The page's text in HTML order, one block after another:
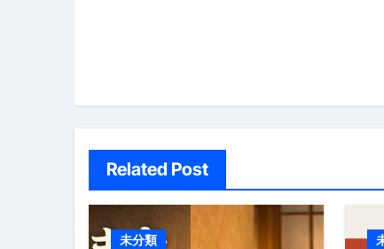
ン
Related Post
未分類